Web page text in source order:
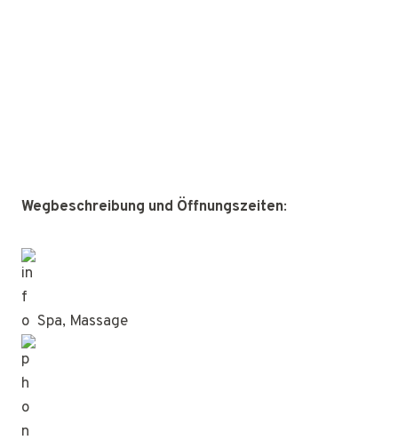
Wegbeschreibung und Öffnungszeiten:
Spa, Massage